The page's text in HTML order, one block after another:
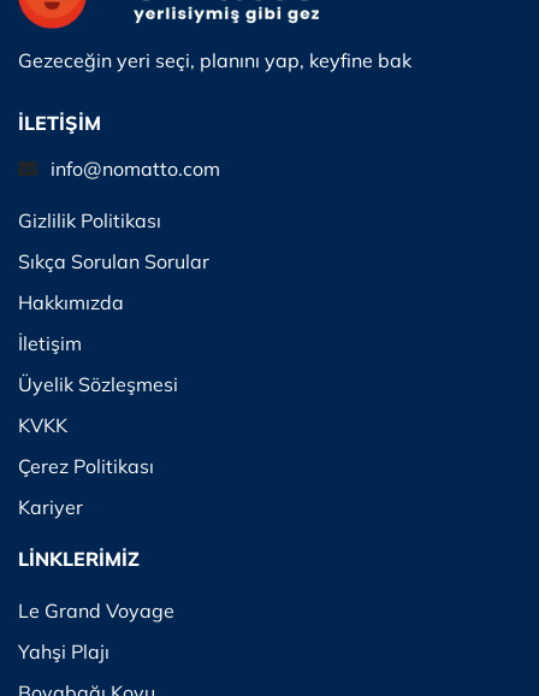
Gezeceğin yeri seçi, planını yap, keyfine bak
İLETİŞİM
info@nomatto.com
Gizlilik Politikası
Sıkça Sorulan Sorular
Hakkımızda
İletişim
Üyelik Sözleşmesi
KVKK
Çerez Politikası
Kariyer
LİNKLERİMİZ
Le Grand Voyage
Yahşi Plajı